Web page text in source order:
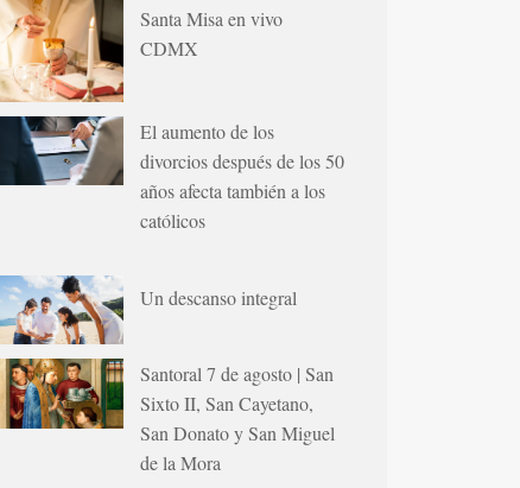
Santa Misa en vivo
CDMX
El aumento de los
divorcios después de los 50
años afecta también a los
católicos
Un descanso integral
Santoral 7 de agosto | San
Sixto II, San Cayetano,
San Donato y San Miguel
de la Mora